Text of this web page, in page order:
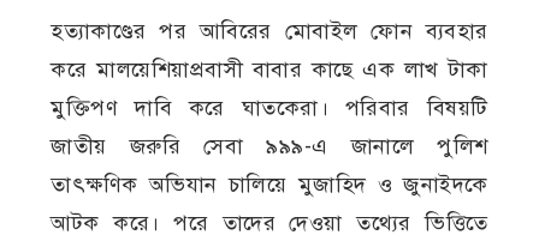
হত্যাকাণ্ডের পর আবিরের মোবাইল ফোন ব্যবহার
করে মালয়েশিয়াপ্রবাসী বাবার কাছে এক লাখ টাকা
মুক্তিপণ দাবি করে ঘাতকেরা। পরিবার বিষয়টি
জাতীয় জরুরি সেবা ৯৯৯-এ জানালে পুলিশ
তাৎক্ষণিক অভিযান চালিয়ে মুজাহিদ ও জুনাইদকে
আটক করে। পরে তাদের দেওয়া তথ্যের ভিত্তিতে